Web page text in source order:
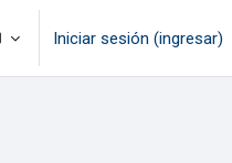
Iniciar sesión (ingresar)